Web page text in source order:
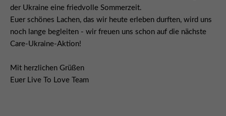
der Ukraine eine friedvolle Sommerzeit.
Euer schönes Lachen, das wir heute erleben durften, wird uns
noch lange begleiten - wir freuen uns schon auf die nächste
Care-Ukraine-Aktion!
Mit herzlichen Grüßen
Euer Live To Love Team